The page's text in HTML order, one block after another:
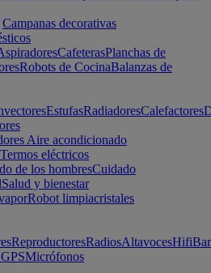
Campanas decorativas
CafeterasPlanchas de
Robots de CocinaBalanzas de
EstufasRadiadoresCalefactores
Aire acondicionado
Termos eléctricos
de los hombresCuidado
Salud y bienestar
Robot limpiacristales
ReproductoresRadiosAltavocesHifi
Micrófonos